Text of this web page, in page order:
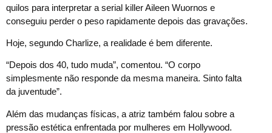
quilos para interpretar a serial killer Aileen Wuornos e
conseguiu perder o peso rapidamente depois das gravações.
Hoje, segundo Charlize, a realidade é bem diferente.
“Depois dos 40, tudo muda”, comentou. “O corpo
simplesmente não responde da mesma maneira. Sinto falta
da juventude”.
Além das mudanças físicas, a atriz também falou sobre a
pressão estética enfrentada por mulheres em Hollywood.